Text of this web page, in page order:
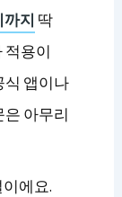
까지 딱
적용이
식 앱이나
아무리
에요.